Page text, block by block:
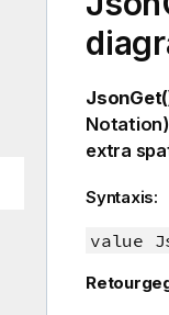
extra
Syntaxis:
value